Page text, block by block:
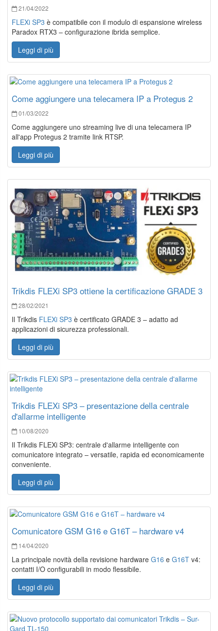
21/04/2022
FLEXi SP3 è compatibile con il modulo di espansione wireless
Paradox RTX3 – configurazione ibrida semplice.
Leggi di più
Come aggiungere una telecamera IP a Protegus 2
01/03/2022
Come aggiungere uno streaming live di una telecamera IP
all'app Protegus 2 tramite link RTSP.
Leggi di più
Trikdis FLEXi SP3 ottiene la certificazione GRADE 3
28/02/2021
Il Trikdis FLEXi SP3 è certificato GRADE 3 – adatto ad
applicazioni di sicurezza professionali.
Leggi di più
Trikdis FLEXi SP3 – presentazione della centrale
d'allarme intelligente
10/08/2020
Il Trikdis FLEXi SP3: centrale d'allarme intelligente con
comunicatore integrato – versatile, rapida ed economicamente
conveniente.
Leggi di più
Comunicatore GSM G16 e G16T – hardware v4
14/04/2020
La principale novità della revisione hardware G16 e G16T v4:
contatti I/O configurabili in modo flessibile.
Leggi di più